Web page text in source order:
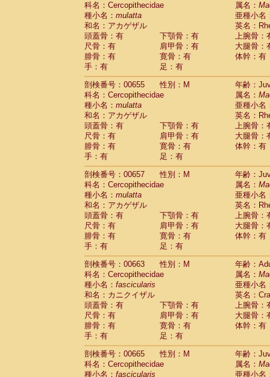
科名：Cercopithecidae
属名：
種小名： mulatta
亜種小名
和名：アカゲザル
英名：
頭蓋骨：有
下顎骨：有
上腕骨：
尺骨：有
肩甲骨：有
大腿骨：
腓骨：有
寛骨：有
体幹：有
手：有
足：有
剖検番号：00655
性別：M
年齢：
科名：Cercopithecidae
属名：
種小名： mulatta
亜種小名
和名：アカゲザル
英名：
頭蓋骨：有
下顎骨：有
上腕骨：
尺骨：有
肩甲骨：有
大腿骨：
腓骨：有
寛骨：有
体幹：有
手：有
足：有
剖検番号：00657
性別：M
年齢：
科名：Cercopithecidae
属名：
種小名： mulatta
亜種小名
和名：アカゲザル
英名：
頭蓋骨：有
下顎骨：有
上腕骨：
尺骨：有
肩甲骨：有
大腿骨：
腓骨：有
寛骨：有
体幹：有
手：有
足：有
剖検番号：00663
性別：M
年齢：
科名：Cercopithecidae
属名：
種小名： fascicularis
亜種小名
和名：カニクイザル
英名：
頭蓋骨：有
下顎骨：有
上腕骨：
尺骨：有
肩甲骨：有
大腿骨：
腓骨：有
寛骨：有
体幹：有
手：有
足：有
剖検番号：00665
性別：M
年齢：
科名：Cercopithecidae
属名：
種小名： fascicularis 亜種小名